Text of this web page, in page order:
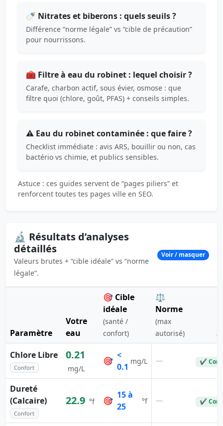
🍼 Nitrates et biberons : quels seuils ?
Différence “norme légale” vs “cible de précaution”
pour nourrissons.
🧰 Filtre à eau du robinet : lequel choisir ?
Carafe, charbon actif, sous évier, osmose : que
filtre quoi (chlore, goût, PFAS) + conseils simples.
⚠️ Eau du robinet contaminée : que faire ?
Checklist immédiate : avis ARS, bouillir ou non, cas
bactério vs chimie, et publics sensibles.
Astuce : ces guides servent de “pages piliers” et
renforcent toutes tes pages ville en SEO.
🔬 Résultats d’analyses
détaillés
Valeurs brutes + “cible idéale” vs “norme
légale”.
Voir / masquer
Paramètre
Votre
eau
🎯 Cible
idéale
(santé /
confort)
⚖️
Norme
(max
autorisé)
Chlore Libre
Confort
0.21
mg/L
🎯
<
0.1
mg/L — ✔
Dureté
(Calcaire)
Confort
22.9 °f 🎯
15 à
25
°f — ✔